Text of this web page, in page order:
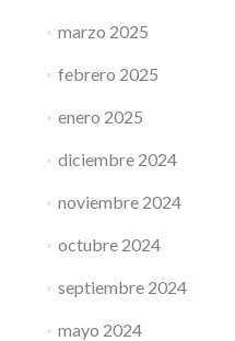
marzo 2025
febrero 2025
enero 2025
diciembre 2024
noviembre 2024
octubre 2024
septiembre 2024
mayo 2024